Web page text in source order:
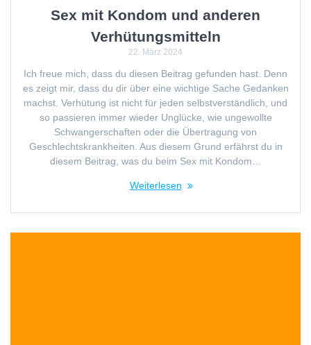
Sex mit Kondom und anderen
Verhütungsmitteln
22. März 2024
Ich freue mich, dass du diesen Beitrag gefunden hast. Denn
es zeigt mir, dass du dir über eine wichtige Sache Gedanken
machst. Verhütung ist nicht für jeden selbstverständlich, und
so passieren immer wieder Unglücke, wie ungewollte
Schwangerschaften oder die Übertragung von
Geschlechtskrankheiten. Aus diesem Grund erfährst du in
diesem Beitrag, was du beim Sex mit Kondom…
Weiterlesen